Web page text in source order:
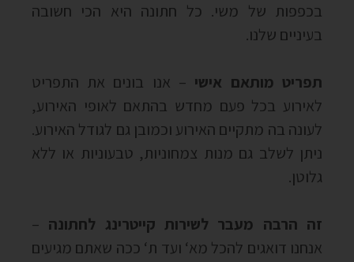
בכפפות של משי. כל חתונה היא הכי חשובה
בעיניים שלנו.
תפריט מותאם אישי – אנו בונים את התפריט
לאירוע בכל פעם מחדש בהתאם לאופי האירוע,
לעונה בה מתקיים האירוע וכמובן גם לגודל האירוע.
ניתן לשלב גם מנות צמחוניות, טבעוניות או ללא
גלוטן.
זה הרבה מעבר לשירות קייטרינג לחתונה –
אנחנו דואגים להכל מא‘ ועד ת‘ ככה שאתם מגיעים